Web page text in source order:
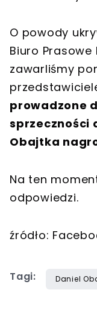
O powody
Biuro Prasowe
zawarliśmy
prowadzone
sprzeczności
Obajtka
Na ten
odpowiedzi.
źródło:
Tagi: Daniel